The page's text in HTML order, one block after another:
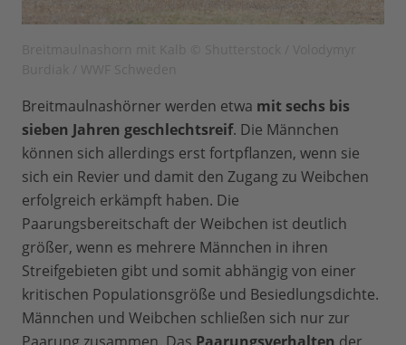
Breitmaulnashörner werden etwa mit sechs bis
sieben Jahren geschlechtsreif. Die Männchen
können sich allerdings erst fortpflanzen, wenn sie
sich ein Revier und damit den Zugang zu Weibchen
erfolgreich erkämpft haben. Die
Paarungsbereitschaft der Weibchen ist deutlich
größer, wenn es mehrere Männchen in ihren
Streifgebieten gibt und somit abhängig von einer
kritischen Populationsgröße und Besiedlungsdichte.
Männchen und Weibchen schließen sich nur zur